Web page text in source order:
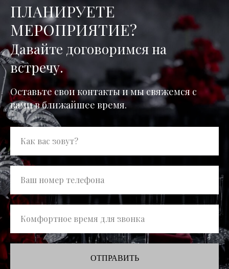
ПЛАНИРУЕТЕ
МЕРОПРИЯТИЕ?
Давайте договоримся на
встречу.
Оставьте свои контакты и мы свяжемся с
вами в ближайшее время.
Как вас зовут?
Ваш номер телефона
Комфортное время для звонка
ОТПРАВИТЬ